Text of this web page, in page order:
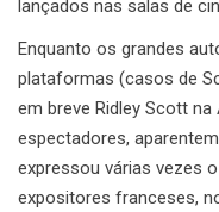
lançados nas salas de
Enquanto os grandes
plataformas (casos de
em breve Ridley Scott
espectadores,
expressou várias vezes
expositores franceses,